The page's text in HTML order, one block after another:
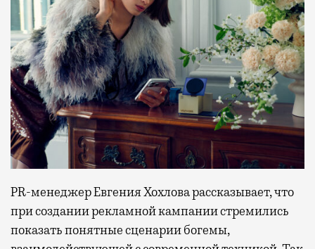
PR-менеджер Евгения Хохлова рассказывает, что
при создании рекламной кампании стремились
показать понятные сценарии богемы,